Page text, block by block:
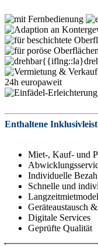
Enthaltene
Miet-, Kauf- und
Individuelle
Schnelle und
Geräteaustausch
Digitale Services
Geprüfte Qualität